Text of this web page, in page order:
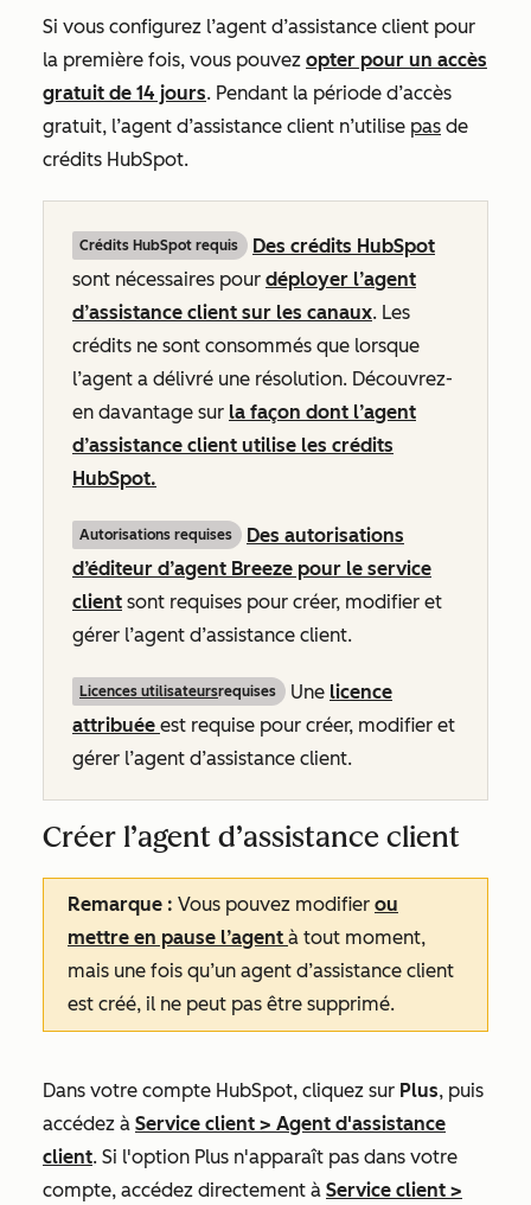
Si vous configurez l’agent d’assistance client pour
la première fois, vous pouvez opter pour un accès
gratuit de 14 jours. Pendant la période d’accès
gratuit, l’agent d’assistance client n’utilise pas de
crédits HubSpot.
Crédits HubSpot requis
Des crédits HubSpot
sont nécessaires pour déployer l’agent
d’assistance client sur les canaux. Les
crédits ne sont consommés que lorsque
l’agent a délivré une résolution. Découvrez-
en davantage sur la façon dont l’agent
d’assistance client utilise les crédits
HubSpot.
Autorisations requises
Des autorisations
d’éditeur d’agent Breeze pour le service
client sont requises pour créer, modifier et
gérer l’agent d’assistance client.
Licences utilisateursrequises Une licence
attribuée est requise pour créer, modifier et
gérer l’agent d’assistance client.
Créer l’agent d’assistance client
Remarque : Vous pouvez modifier ou
mettre en pause l’agent à tout moment,
mais une fois qu’un agent d’assistance client
est créé, il ne peut pas être supprimé.
Dans votre compte HubSpot, cliquez sur Plus, puis
accédez à Service client > Agent d'assistance
client. Si l'option Plus n'apparaît pas dans votre
compte, accédez directement à Service client >